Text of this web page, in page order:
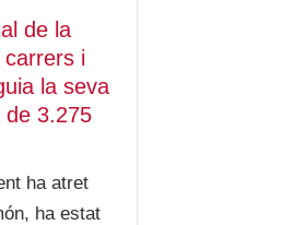
de la
carrers i
la seva
de 3.275
ha atret
ha estat